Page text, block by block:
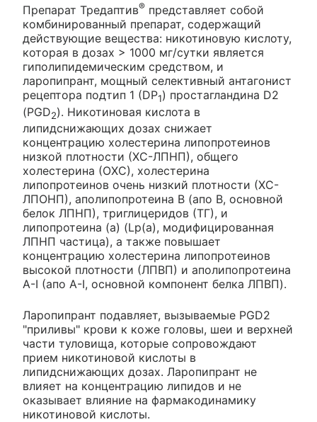
Препарат Тредаптив® представляет собой
комбинированный препарат, содержащий
действующие вещества: никотиновую кислоту,
которая в дозах > 1000 мг/сутки является
гиполипидемическим средством, и
ларопипрант, мощный селективный антагонист
рецептора подтип 1 (DP1) простагландина D2
(PGD2). Никотиновая кислота в
липидснижающих дозах снижает
концентрацию холестерина липопротеинов
низкой плотности (ХС-ЛПНП), общего
холестерина (ОХС), холестерина
липопротеинов очень низкий плотности (ХС-
ЛПОНП), аполипопротеина В (апо В, основной
белок ЛПНП), триглицеридов (ТГ), и
липопротеина (a) (Lp(a), модифицированная
ЛПНП частица), а также повышает
концентрацию холестерина липопротеинов
высокой плотности (ЛПВП) и аполипопротеина
A-I (апо A-I, основной компонент белка ЛПВП).
Ларопипрант подавляет, вызываемые PGD2
"приливы" крови к коже головы, шеи и верхней
части туловища, которые сопровождают
прием никотиновой кислоты в
липидснижающих дозах. Ларопипрант не
влияет на концентрацию липидов и не
оказывает влияние на фармакодинамику
никотиновой кислоты.